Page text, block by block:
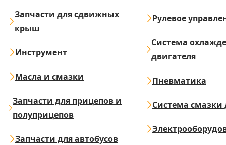
Запчасти для сдвижных
крыш
Инструмент
Масла и смазки
Запчасти для прицепов и
полуприцепов
Запчасти для автобусов
Рулевое
Система
двигателя
Пневматика
Система смазки